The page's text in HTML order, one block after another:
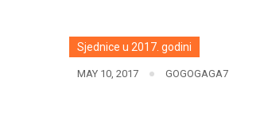
Sjednice u 2017. godini
MAY 10, 2017 GOGOGAGA7